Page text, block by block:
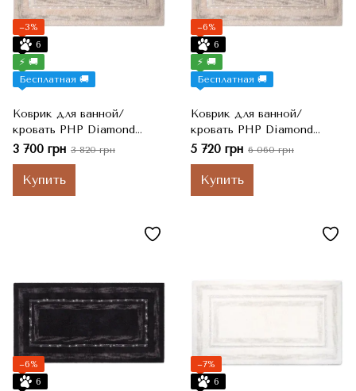
−3%
6
⚡ 🚚
Бесплатная 🚚
Коврик для ванной/
кровать PHP Diamond
Beige бежевый, 55x110 см
3 700 грн 3 820 грн
Купить
−6%
6
⚡ 🚚
Бесплатная 🚚
Коврик для ванной/
кровать PHP Diamond
Beige бежевый, 65x140 см
5 720 грн 6 060 грн
Купить
−6%
6
−7%
6